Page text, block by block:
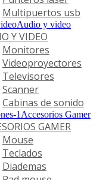
Multipuertos usb
Audio y video
Y VIDEO
Monitores
Videoproyectores
Televisores
Scanner
Cabinas de sonido
Accesorios Gamer
GAMER
Mouse
Teclados
Diademas